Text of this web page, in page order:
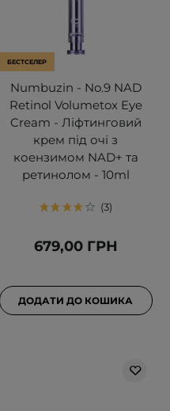
БЕСТСЕЛЕР
Numbuzin - No.9 NAD
Retinol Volumetox Eye
Cream - Ліфтинговий
крем під очі з
коензимом NAD+ та
ретинолом - 10ml
3
679,00 ГРН
ДОДАТИ ДО КОШИКА